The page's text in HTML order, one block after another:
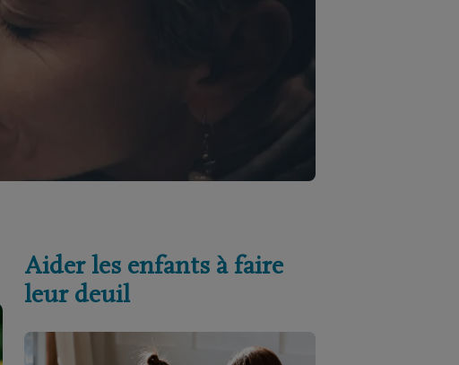
Aider les enfants à faire
leur deuil